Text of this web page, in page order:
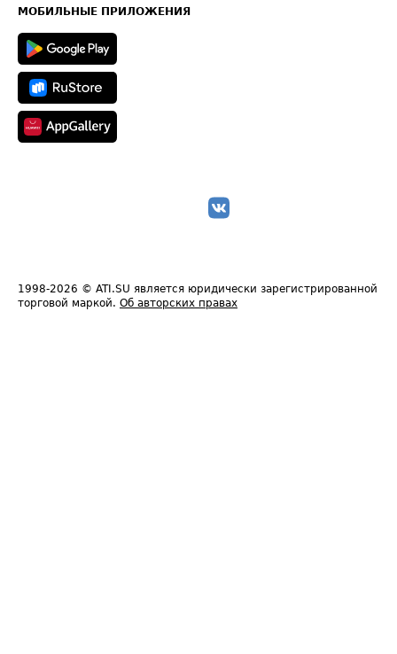
Техническая информация
МОБИЛЬНЫЕ ПРИЛОЖЕНИЯ
1998-2026 © ATI.SU является юридически зарегистрированной
торговой маркой. Об авторских правах